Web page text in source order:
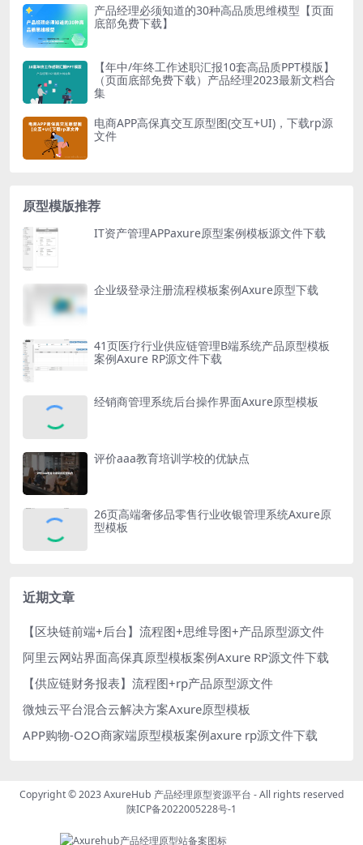
产品经理必须知道的30种高品质思维模型【页面
底部免费下载】
【年中/年终工作述职汇报10套高品质PPT模版】
（页面底部免费下载）产品经理2023最新文档合
集
电商APP高保真交互原型图(交互+UI)，下载rp源
文件
原型模版推荐
IT资产管理APPaxure原型案例模板源文件下载
企业级登录注册流程模板案例Axure原型下载
41页医疗行业供应链管理B端系统产品原型模板
案例Axure RP源文件下载
经销商管理系统后台操作界面Axure原型模板
评价aaa教育培训学校的优缺点
26页高端奢侈品零售行业收银管理系统Axure原
型模板
近期文章
【区块链前端+后台】流程图+思维导图+产品原型源文件
阿里云网站界面高保真原型模板案例Axure RP源文件下载
【供应链财务报表】流程图+rp产品原型源文件
微烛云平台混合云解决方案Axure原型模板
APP购物-O2O商家端原型模板案例axure rp源文件下载
Copyright © 2023AxureHub 产品经理原型资源平台 - All rights reserved
陕ICP备2022005228号-1